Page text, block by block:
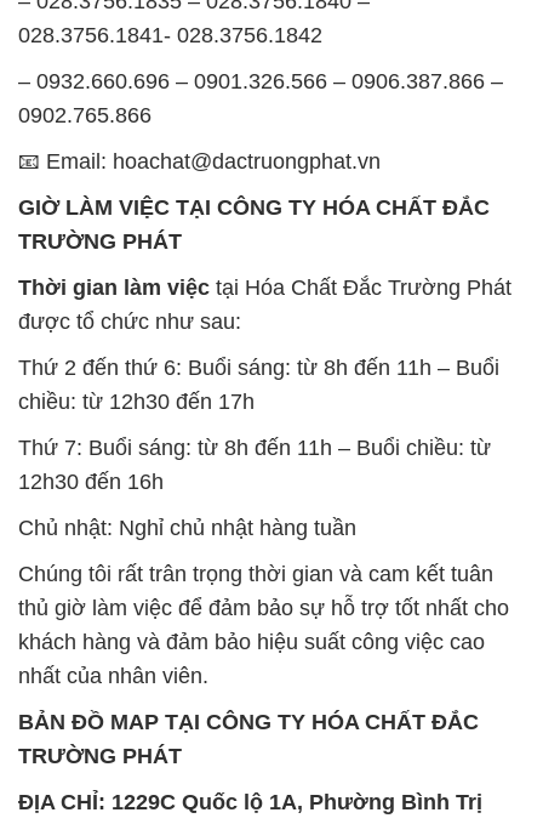
028.3756.1841- 028.3756.1842
– 0932.660.696 – 0901.326.566 – 0906.387.866 –
0902.765.866
📧 Email: hoachat@dactruongphat.vn
GIỜ LÀM VIỆC TẠI CÔNG TY HÓA CHẤT ĐẮC
TRƯỜNG PHÁT
Thời gian làm việc tại Hóa Chất Đắc Trường Phát
được tổ chức như sau:
Thứ 2 đến thứ 6: Buổi sáng: từ 8h đến 11h – Buổi
chiều: từ 12h30 đến 17h
Thứ 7: Buổi sáng: từ 8h đến 11h – Buổi chiều: từ
12h30 đến 16h
Chủ nhật: Nghỉ chủ nhật hàng tuần
Chúng tôi rất trân trọng thời gian và cam kết tuân
thủ giờ làm việc để đảm bảo sự hỗ trợ tốt nhất cho
khách hàng và đảm bảo hiệu suất công việc cao
nhất của nhân viên.
BẢN ĐỒ MAP TẠI CÔNG TY HÓA CHẤT ĐẮC
TRƯỜNG PHÁT
ĐỊA CHỈ: 1229C Quốc lộ 1A, Phường Bình Trị